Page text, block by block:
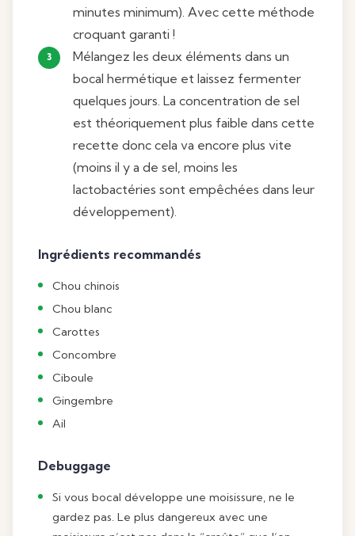
minutes minimum). Avec cette méthode
croquant garanti !
Mélangez les deux éléments dans un
bocal hermétique et laissez fermenter
quelques jours. La concentration de sel
est théoriquement plus faible dans cette
recette donc cela va encore plus vite
(moins il y a de sel, moins les
lactobactéries sont empêchées dans leur
développement).
Ingrédients recommandés
Chou chinois
Chou blanc
Carottes
Concombre
Ciboule
Gingembre
Ail
Debuggage
Si vous bocal développe une moisissure, ne le
gardez pas. Le plus dangereux avec une